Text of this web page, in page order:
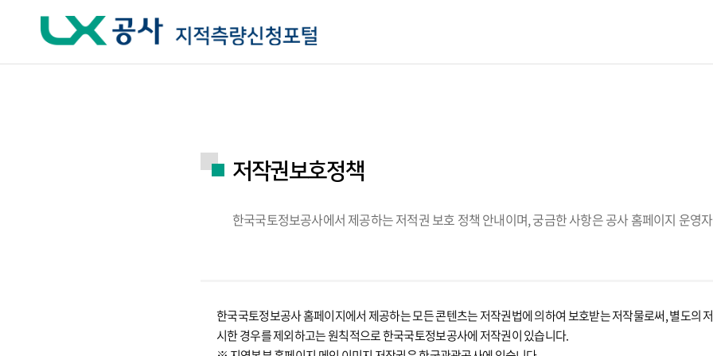
저작권보호정책
한국국토정보공사에서 제공하는 저적권 보호 정책 안내이며, 궁금한 사항은 공사 홈페이지 운영
한국국토정보공사 홈페이지에서 제공하는 모든 콘텐츠는 저작권법에 의하여 보호받는 저작물로써, 별도의
시한 경우를 제외하고는 원칙적으로 한국국토정보공사에 저작권이 있습니다.